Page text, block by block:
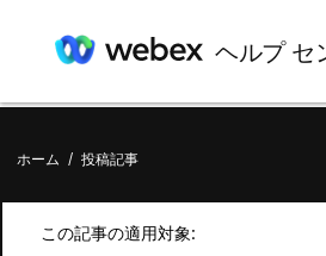
ヘルプ セ
ホーム / 投稿記事
この記事の適用対象: